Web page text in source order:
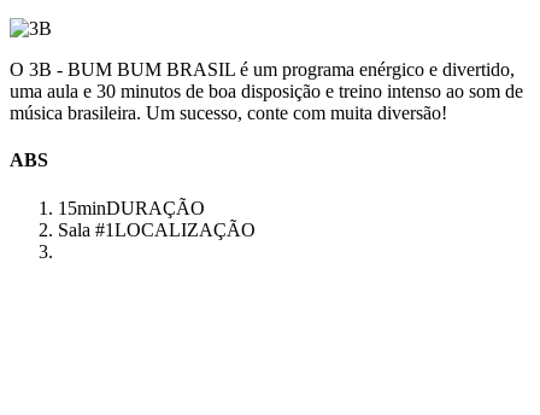
O 3B - BUM BUM BRASIL é um programa enérgico e divertido,
uma aula e 30 minutos de boa disposição e treino intenso ao som de
música brasileira. Um sucesso, conte com muita diversão!
ABS
15minDURAÇÃO
Sala #1LOCALIZAÇÃO